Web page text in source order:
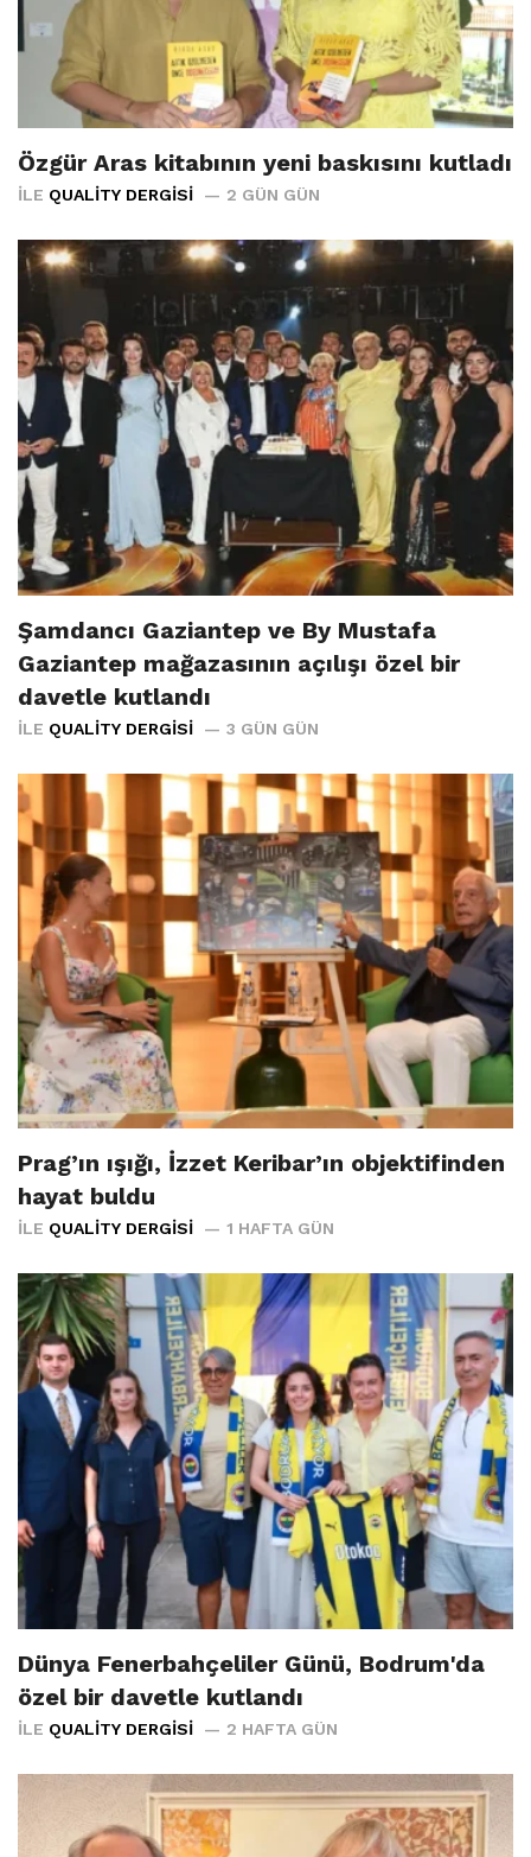
Özgür Aras kitabının yeni baskısını kutladı
İLE QUALITY DERGISI 2 GÜN GÜN
Şamdancı Gaziantep ve By Mustafa
Gaziantep mağazasının açılışı özel bir
davetle kutlandı
İLE QUALITY DERGISI 3 GÜN GÜN
Prag’ın ışığı, İzzet Keribar’ın objektifinden
hayat buldu
İLE QUALITY DERGISI 1 HAFTA GÜN
Dünya Fenerbahçeliler Günü, Bodrum'da
özel bir davetle kutlandı
İLE QUALITY DERGISI 2 HAFTA GÜN